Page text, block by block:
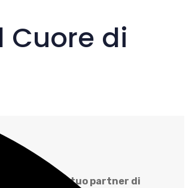
Cuore di
ma il tuo partner di